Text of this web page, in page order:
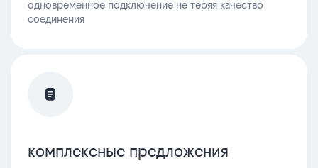
одновременное подключение не теряя качество
соединения
комплексные предложения